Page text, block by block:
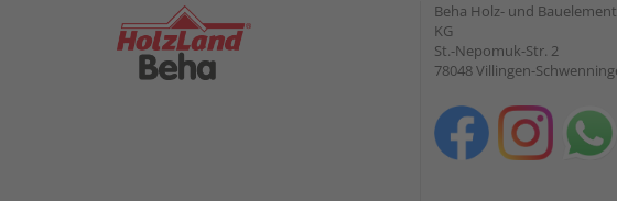
Beha Holz- und
KG
St.-Nepomuk-Str. 2
78048 Villingen-